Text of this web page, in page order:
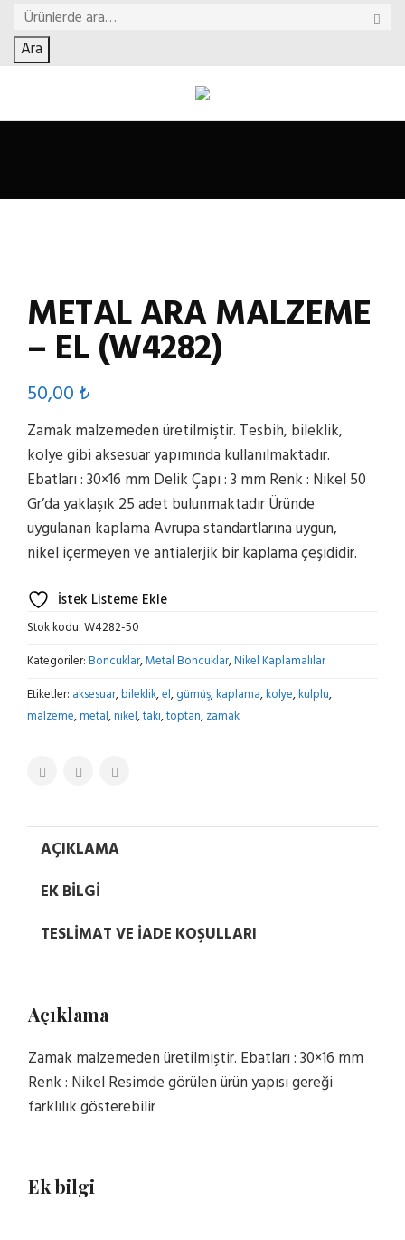
Ara
METAL ARA MALZEME
– EL (W4282)
50,00 ₺
Zamak malzemeden üretilmiştir. Tesbih, bileklik,
kolye gibi aksesuar yapımında kullanılmaktadır.
Ebatları : 30×16 mm Delik Çapı : 3 mm Renk : Nikel 50
Gr’da yaklaşık 25 adet bulunmaktadır Üründe
uygulanan kaplama Avrupa standartlarına uygun,
nikel içermeyen ve antialerjik bir kaplama çeşididir.
İstek Listeme Ekle
Stok kodu:W4282-50
Kategoriler:Boncuklar,Metal Boncuklar,Nikel Kaplamalılar
Etiketler: aksesuar,bileklik,el,gümüş,kaplama,kolye,kulplu,
malzeme,metal,nikel,takı,toptan,zamak
AÇIKLAMA
EK BILGI
TESLIMAT VE İADE KOŞULLARI
Açıklama
Zamak malzemeden üretilmiştir. Ebatları : 30×16 mm
Renk : Nikel Resimde görülen ürün yapısı gereği
farklılık gösterebilir
Ek bilgi